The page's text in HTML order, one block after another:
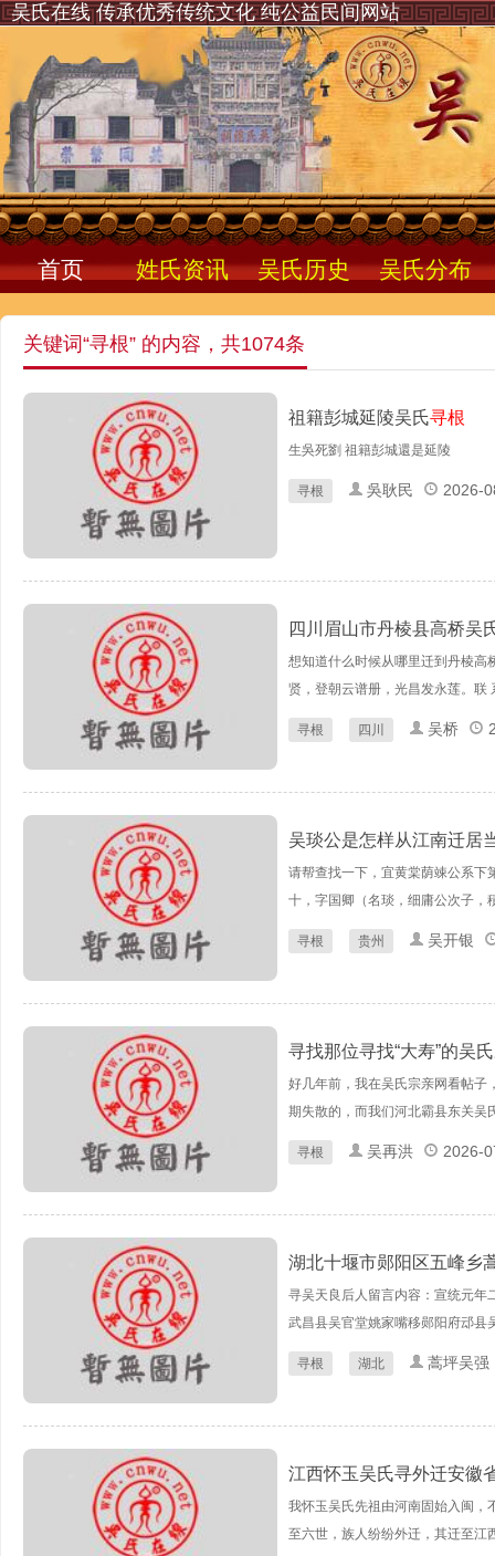
吴氏在线 传承优秀传统文化 纯公益民间网站
首页 姓氏资讯 吴氏历史 吴氏分布
关键词“寻根” 的内容，共1074条
祖籍彭城延陵吴氏寻根
生吳死劉 祖籍彭城還是延陵
寻根 吳耿民 2026-
四川眉山市丹棱县高桥吴
想知道什么时候从哪里迁到丹棱高
贤，登朝云谱册，光昌发永莲。联
寻根 四川 吴桥
吴琰公是怎样从江南迁居
请帮查找一下，宜黄棠荫竦公系下
十，字国卿（名琰，细庸公次子，
寻根 贵州 吴开银
寻找那位寻找“大寿”的吴
好几年前，我在吴氏宗亲网看帖子
期失散的，而我们河北霸县东关吴
寻根 吴再洪 2026-
湖北十堰市郧阳区五峰乡
寻吴天良后人留言内容：宣统元年
武昌县吴官堂姚家嘴移郧阳府䢵县
寻根 湖北 蒿坪吴强
江西怀玉吴氏寻外迁安徽
我怀玉吴氏先祖由河南固始入闽，
至六世，族人纷纷外迁，其迁至江